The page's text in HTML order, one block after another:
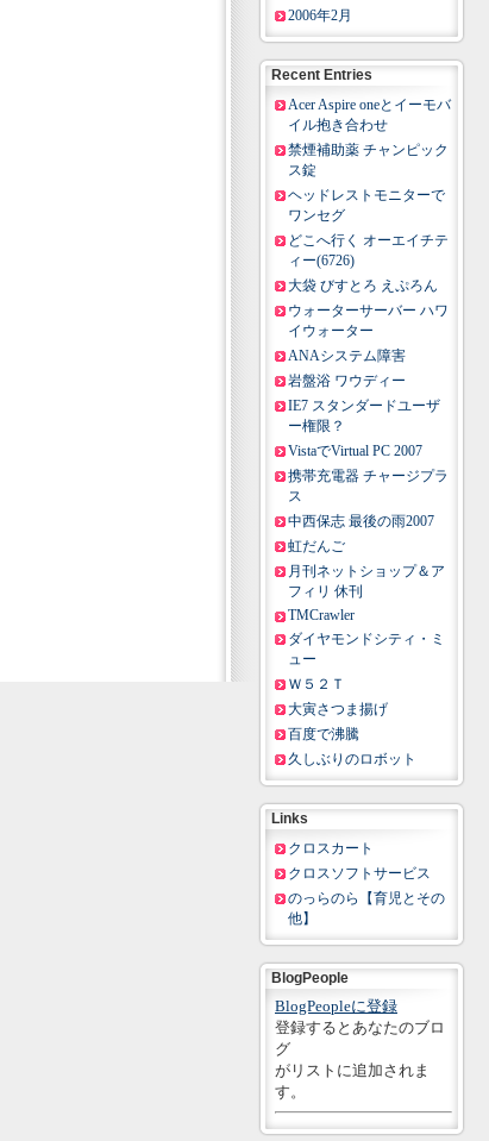
2006年2月
Recent Entries
Acer Aspire oneとイーモバ
イル抱き合わせ
禁煙補助薬 チャンピック
ス錠
ヘッドレストモニターで
ワンセグ
どこへ行く オーエイチテ
ィー(6726)
大袋 びすとろ えぷろん
ウォーターサーバー ハワ
イウォーター
ANAシステム障害
岩盤浴 ワウディー
IE7 スタンダードユーザ
ー権限？
VistaでVirtual PC 2007
携帯充電器 チャージプラ
ス
中西保志 最後の雨2007
虹だんご
月刊ネットショップ＆ア
フィリ 休刊
TMCrawler
ダイヤモンドシティ・ミ
ュー
Ｗ５２Ｔ
大寅さつま揚げ
百度で沸騰
久しぶりのロボット
Links
クロスカート
クロスソフトサービス
のっらのら【育児とその
他】
BlogPeople
BlogPeopleに登録
登録するとあなたのブロ
グ
がリストに追加されま
す。